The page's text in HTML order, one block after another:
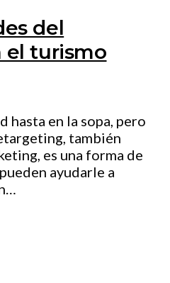
del
el turismo
hasta en la sopa, pero
también
es una forma de
ayudarle a